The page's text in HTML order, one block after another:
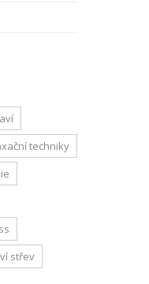
techniky
střev